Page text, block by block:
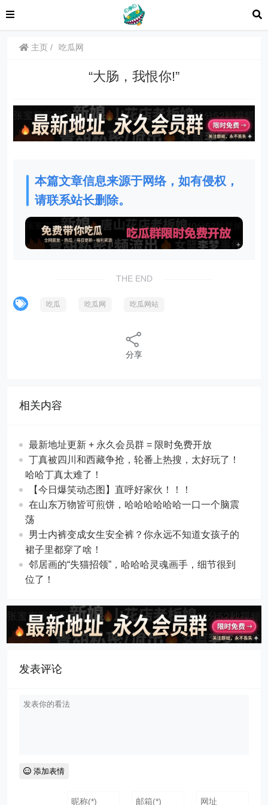
主页 吃瓜网
“大肠，我恨你!”
本篇文章信息来源于网络，如有侵权，
请联系站长删除。
THE END
吃瓜 吃瓜网 吃瓜网站
分享
相关内容
最新地址更新 + 永久会员群 = 限时免费开放
丁真被四川和西藏争抢，轮番上热搜，太好玩了！
哈哈丁真太难了！
【今日爆笑动态图​】直呼好家伙！！！
在山东万物皆可煎饼，哈哈哈哈哈哈一口一个脑震
荡
男士内裤变成女生安全裤？你永远不知道女孩子的
裙子里都穿了啥！
邻居画的“失猫招领”，哈哈哈灵魂画手，细节很到
位了！
发表评论
添加表情